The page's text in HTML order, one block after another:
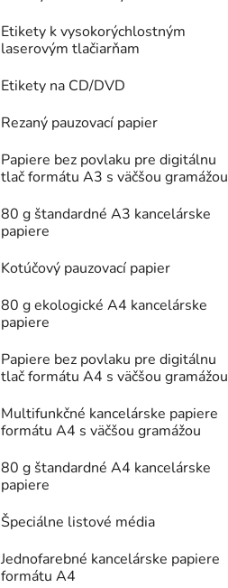
Etikety k vysokorýchlostným
laserovým tlačiarňam
Etikety na CD/DVD
Rezaný pauzovací papier
Papiere bez povlaku pre digitálnu
tlač formátu A3 s väčšou gramážou
80 g štandardné A3 kancelárske
papiere
Kotúčový pauzovací papier
80 g ekologické A4 kancelárske
papiere
Papiere bez povlaku pre digitálnu
tlač formátu A4 s väčšou gramážou
Multifunkčné kancelárske papiere
formátu A4 s väčšou gramážou
80 g štandardné A4 kancelárske
papiere
Špeciálne listové média
Jednofarebné kancelárske papiere
formátu A4